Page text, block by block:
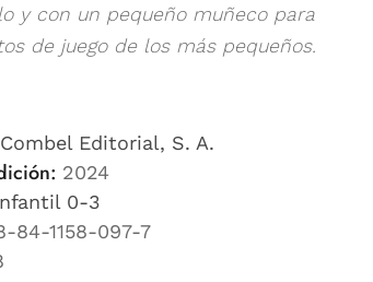
y con un pequeño muñeco para
de juego de los más pequeños.
Combel Editorial, S. A.
2024
0-3
84-1158-097-7